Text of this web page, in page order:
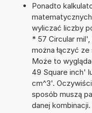
Ponadto
wyliczać liczby
* 57 Circular
można łączyć
Może to
49 Square inch'
cm^3'.
sposób muszą
danej kombinacji.